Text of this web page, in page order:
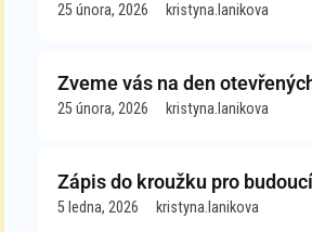
25 února, 2026 kristyna.lanikova
Zveme vás na den
25 února, 2026 kristyna.lanikova
Zápis do kroužku pro
5 ledna, 2026 kristyna.lanikova